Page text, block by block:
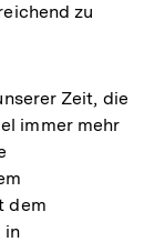
zu
Zeit, die
immer mehr
dem
in